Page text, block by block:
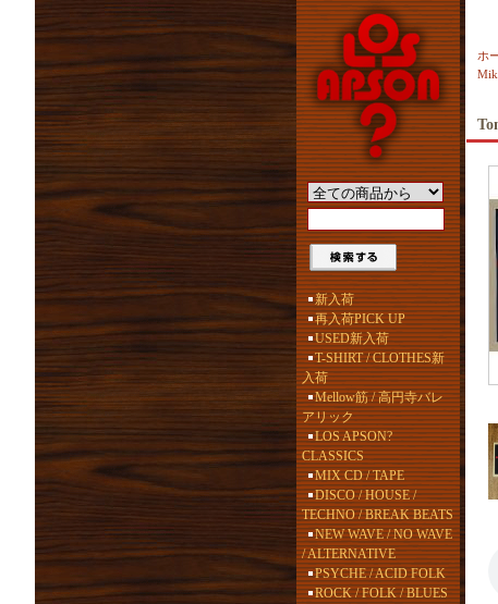
新入荷
再入荷PICK UP
USED新入荷
T-SHIRT / CLOTHES新
入荷
Mellow筋 / 高円寺バレ
アリック
LOS APSON?
CLASSICS
MIX CD / TAPE
DISCO / HOUSE /
TECHNO / BREAK BEATS
NEW WAVE / NO WAVE
/ ALTERNATIVE
PSYCHE / ACID FOLK
ROCK / FOLK / BLUES
ホ